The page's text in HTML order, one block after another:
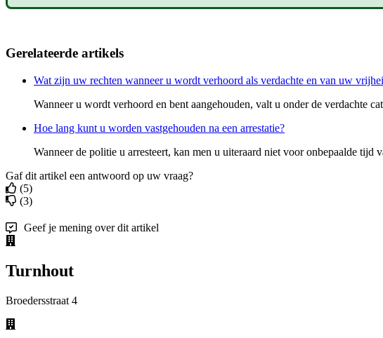
Gerelateerde artikels
Wat zijn uw rechten wanneer u wordt verhoord als verdachte en van uw
​Wanneer u wordt verhoord en bent aangehouden, valt u onder de verdachte
Hoe lang kunt u worden vastgehouden na een arrestatie?
Wanneer de politie u arresteert, kan men u uiteraard niet voor onbepaalde tijd
Gaf dit artikel een antwoord op uw vraag?
(5)
(3)
Geef je mening over dit artikel
Turnhout
Broedersstraat 4